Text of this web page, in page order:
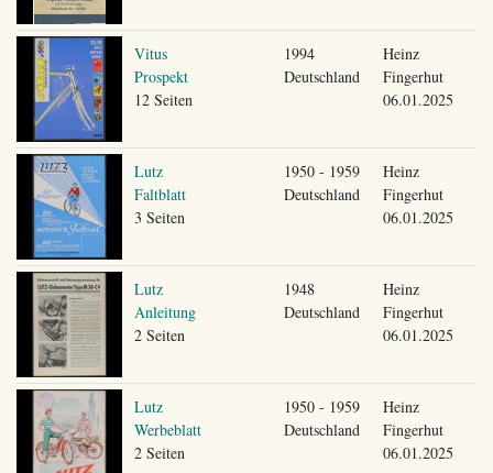
Vitus
Prospekt
12 Seiten
1994
Deutschland
Heinz
Fingerhut
06.01.2025
Lutz
Faltblatt
3 Seiten
1950 - 1959
Deutschland
Heinz
Fingerhut
06.01.2025
Lutz
Anleitung
2 Seiten
1948
Deutschland
Heinz
Fingerhut
06.01.2025
Lutz
Werbeblatt
2 Seiten
1950 - 1959
Deutschland
Heinz
Fingerhut
06.01.2025